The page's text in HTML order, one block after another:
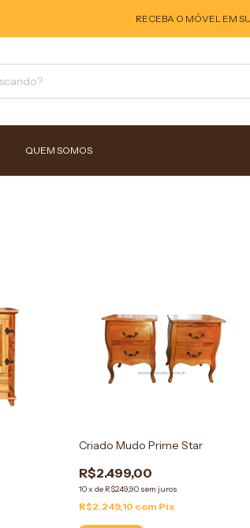
RECEBA O MÓVEL EM
QUEM SOMOS
Criado Mudo Prime Star
R$2.499,00
10x de R$249,90 sem juros
R$2.249,10 com Pix